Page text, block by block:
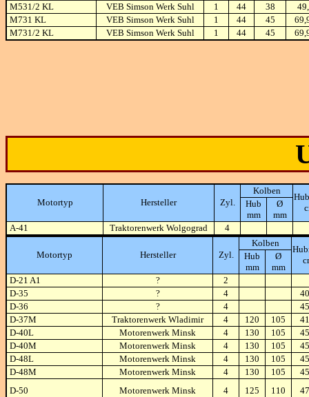
M531/2 KL
VEB Simson Werk Suhl 1 44 38
M731 KL
VEB Simson Werk Suhl 1 44 45
M731/2 KL
VEB Simson Werk Suhl 1 44 45
Motortyp Hersteller Zyl.
Kolben
Hub
mm
Ø
mm
A-41
Traktorenwerk Wolgograd 4
Motortyp Hersteller Zyl.
Kolben
Hub
mm
Ø
mm
D-21 A1
?
2
D-35
? 4
D-36
? 4
D-37M
Traktorenwerk Wladimir 4 120 105
D-40L
Motorenwerk Minsk 4 130 105
D-40M
Motorenwerk Minsk 4 130 105
D-48L
Motorenwerk Minsk 4 130 105
D-48M
Motorenwerk Minsk 4 130 105
D-50
Motorenwerk Minsk 4 125 110